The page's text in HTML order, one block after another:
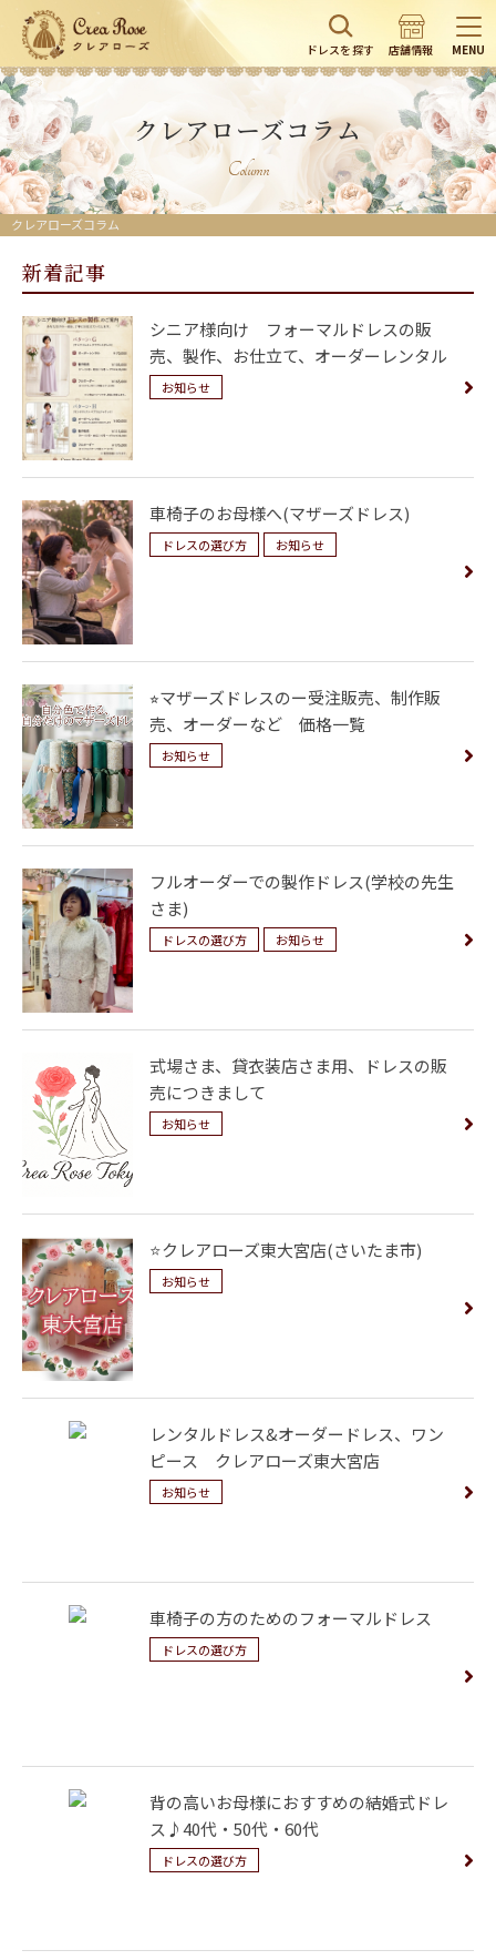
ドレスを探す 店舗情報 MENU
クレアローズコラム
Column
クレアローズコラム
新着記事
シニア様向け フォーマルドレスの販
売、製作、お仕立て、オーダーレンタル
お知らせ
車椅子のお母様へ(マザーズドレス)
ドレスの選び方 お知らせ
⭐︎マザーズドレスのー受注販売、制作販
売、オーダーなど 価格一覧
お知らせ
フルオーダーでの製作ドレス(学校の先生
さま)
ドレスの選び方 お知らせ
式場さま、貸衣装店さま用、ドレスの販
売につきまして
お知らせ
⭐️クレアローズ東大宮店(さいたま市)
お知らせ
レンタルドレス&オーダードレス、ワン
ピース クレアローズ東大宮店
お知らせ
車椅子の方のためのフォーマルドレス
ドレスの選び方
背の高いお母様におすすめの結婚式ドレ
ス♪40代・50代・60代
ドレスの選び方